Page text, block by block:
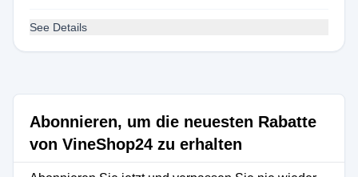
See Details
Abonnieren, um die neuesten Rabatte
von VineShop24 zu erhalten